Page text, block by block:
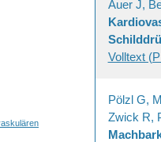
Auer J,
Volltext
Pölzl G,
Zwick R,